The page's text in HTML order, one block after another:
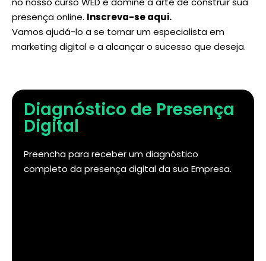
presença online. Inscreva-se aqui.
Vamos ajudá-lo a se tornar um especialista em
marketing digital e a alcançar o sucesso que deseja.
Diagnóstico de Presença
Digital
Preencha para receber um diagnóstico
completo da presença digital da sua Empresa.